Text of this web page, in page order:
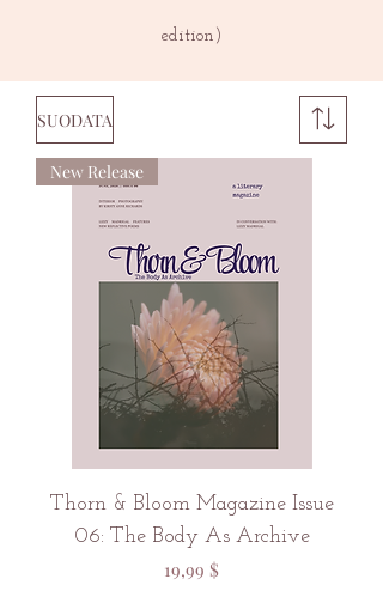
edition)
SUODATA
New Release
Thorn & Bloom Magazine Issue
06: The Body As Archive
Hinta
19,99 $